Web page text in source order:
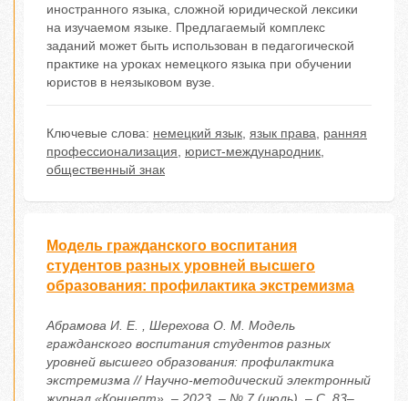
иностранного языка, сложной юридической лексики
на изучаемом языке. Предлагаемый комплекс
заданий может быть использован в педагогической
практике на уроках немецкого языка при обучении
юристов в неязыковом вузе.
Ключевые слова: немецкий язык, язык права, ранняя
профессионализация, юрист-международник,
общественный знак
Модель гражданского воспитания
студентов разных уровней высшего
образования: профилактика экстремизма
Абрамова И. Е. , Шерехова О. М. Модель
гражданского воспитания студентов разных
уровней высшего образования: профилактика
экстремизма // Научно-методический электронный